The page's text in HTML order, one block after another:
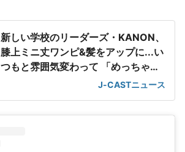
新しい学校のリーダーズ・KANON、
膝上ミニ丈ワンピ&髪をアップに...い
つもと雰囲気変わって 「めっちゃ可
J-CASTニュース